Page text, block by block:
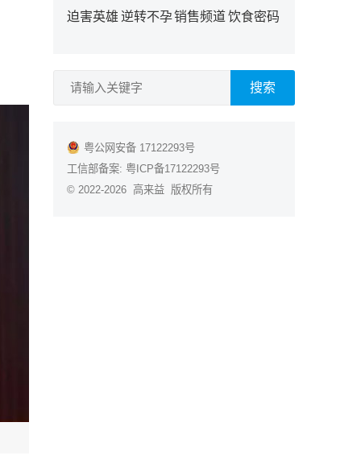
迫害英雄 逆转不孕销售频道饮食密码
搜索
粤公网安备 17122293号
工信部备案: 粤ICP备17122293号
© 2022-2026 高来益 版权所有